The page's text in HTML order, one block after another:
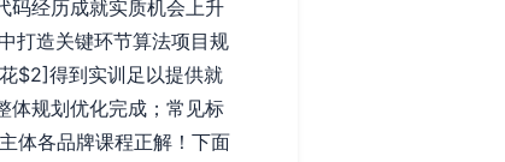
码经历成就实质机会上升
打造关键环节算法项目规
$2]得到实训足以提供就
体规划优化完成；常见标
体各品牌课程正解！下面